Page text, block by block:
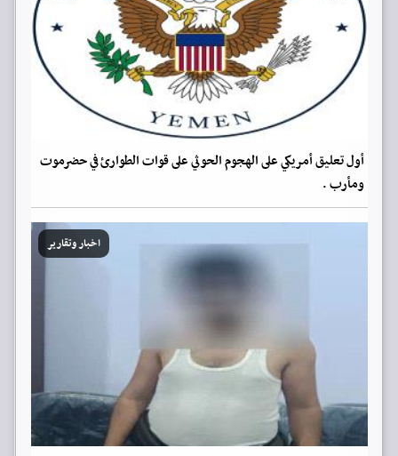
أول تعليق أمريكي على الهجوم الحوثي على قوات الطوارئ في حضرموت
ومأرب .
اخبار وتقارير